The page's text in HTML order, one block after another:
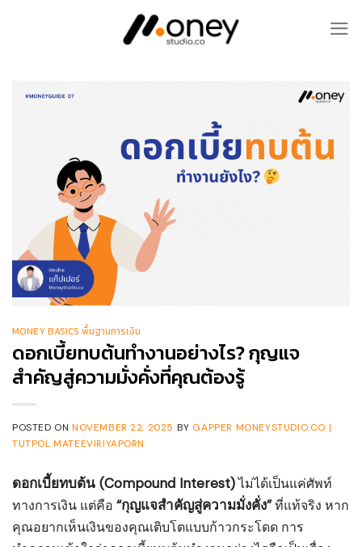
MONEY BASICS พื้นฐานการเงิน
ดอกเบี้ยทบต้นทำงานอย่างไร? กุญแจ
สำคัญสู่ความมั่งคั่งที่คุณต้องรู้
POSTED ON NOVEMBER 22, 2025 BY GAPPER MONEYSTUDIO.CO |
TUTPOL MATEEVIRIYAPORN
ดอกเบี้ยทบต้น (Compound Interest)ไม่ได้เป็นแค่ศัพท์
ทางการเงิน แต่คือ “กุญแจสำคัญสู่ความมั่งคั่ง”ที่แท้จริง หาก
คุณอยากเห็นเงินของคุณเติบโตแบบก้าวกระโดด การ